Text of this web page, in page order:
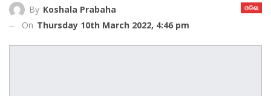
ଓଡିଶା
By Koshala Prabaha
On Thursday 10th March 2022, 4:46 pm